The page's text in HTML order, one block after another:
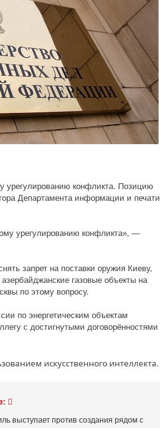
урегулированию конфликта. Позицию
Департамента информации и печати
урегулированию конфликта», —
запрет на поставки оружия Киеву,
газовые объекты на
по этому вопросу.
по энергетическим объектам
с достигнутыми договорённостями
искусственного интеллекта.
выступает против создания рядом с